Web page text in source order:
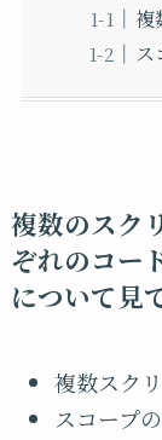
複
ス
複数のスク
ぞれのコー
について見
複数スク
スコープ